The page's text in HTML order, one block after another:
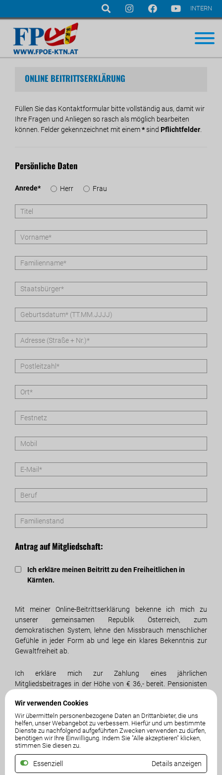
Navigation
Wir verwenden Cookies
Wir übermitteln personenbezogene Daten an Drittanbieter, die uns
helfen, unser Webangebot zu verbessern. Hierfür und um bestimmte
Dienste zu nachfolgend aufgeführten Zwecken verwenden zu dürfen,
benötigen wir Ihre Einwilligung. Indem Sie "Alle akzeptieren" klicken,
stimmen Sie diesen zu.
Essenziell Details anzeigen
INTERN
ONLINE BEITRITTSERKLÄRUNG
Füllen Sie das Kontaktformular bitte vollständig aus, damit wir
Ihre Fragen und Anliegen so rasch als möglich bearbeiten
können. Felder gekennzeichnet mit einem*sind Pflichtfelder
Persönliche Daten
Pflichtfeld
Anrede* Herr Frau
Antrag auf Mitgliedschaft:
Ich erkläre meinen Beitritt zu den Freiheitlichen in
Kärnten.
Mit meiner Online-Beitrittserklärung bekenne ich mich zu
unserer gemeinsamen Republik Österreich, zum
demokratischen System, lehne den Missbrauch menschlicher
Gefühle in jeder Form ab und lege ein klares Bekenntnis zur
Gewaltfreiheit ab.
Ich erkläre mich zur Zahlung eines jährlichen
Mitgliedsbeitrages in der Höhe von € 36,- bereit. Pensionisten
Ich ersuche um Aufnahme bei „Die Freiheitlichen in Kärnten –
FPÖ” und bestätige durch meine Unterschrift, dass ich keiner
anderen politischen Partei oder einer ihrer Gliederungen bzw.
einer Wählergruppe, die nicht von der FPÖ unterstützt wird
angehöre.